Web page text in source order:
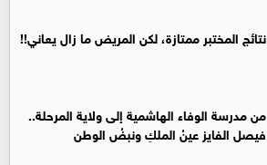
نتائج المختبر ممتازة، لكن المريض ما زال يعاني!!
من مدرسة الوفاء الهاشمية إلى ولاية المرحلة..
فيصل الفايز عينُ الملكِ ونبضُ الوطن